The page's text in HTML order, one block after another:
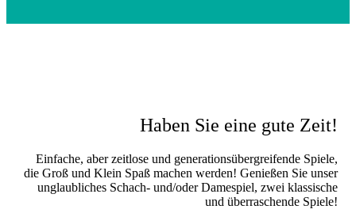
Haben Sie eine gute Zeit!
Einfache, aber zeitlose und generationsübergreifende Spiele,
die Groß und Klein Spaß machen werden! Genießen Sie unser
unglaubliches Schach- und/oder Damespiel, zwei klassische
und überraschende Spiele!